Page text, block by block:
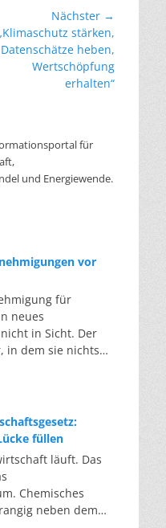
Nächster →
stärken,
Datenschätze heben,
Wertschöpfung
erhalten“
für
und Energiewende.
vor
für
neues
in Sicht. Der
in dem sie nichts
schneller. Die
bestätigt dieses
nie zuvor wurden
gingen netto
Der Bestand
Das gesetzliche
zum Jahresende ist
füllen
läuft. Das
Chemisches
neben dem